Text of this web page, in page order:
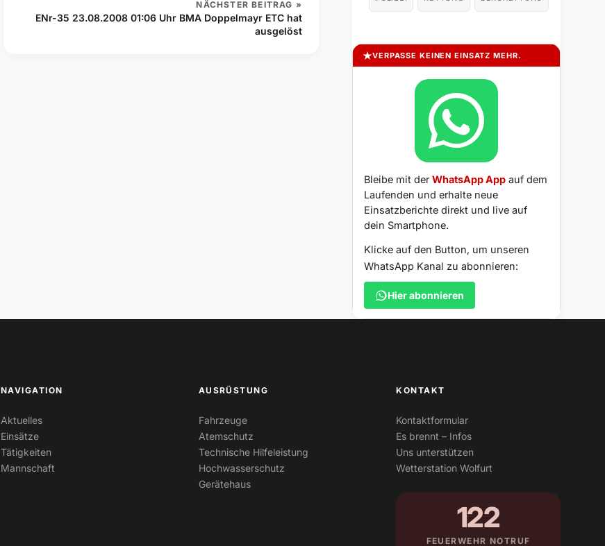
NÄCHSTER BEITRAG »
ENr-35 23.08.2008 01:06 Uhr BMA Doppelmayr ETC hat
ausgelöst
VERPASSE KEINEN EINSATZ MEHR.
Bleibe mit derWhatsApp App auf dem
Laufenden und erhalte neue
Einsatzberichte direkt und live auf
dein Smartphone.
Klicke auf den Button, um unseren
WhatsApp Kanal zu abonnieren:
Hier abonnieren
NAVIGATION
Aktuelles
Einsätze
Tätigkeiten
Mannschaft
AUSRÜSTUNG
Fahrzeuge
Atemschutz
Technische Hilfeleistung
Hochwasserschutz
Gerätehaus
KONTAKT
Kontaktformular
Es brennt – Infos
Uns unterstützen
Wetterstation Wolfurt
122
FEUERWEHR NOTRUF